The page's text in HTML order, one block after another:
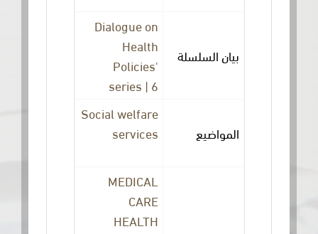
بيان السلسلة
Dialogue on
Health
Policies'
series | 6
المواضيع
Social welfare
services
MEDICAL
HEALTH